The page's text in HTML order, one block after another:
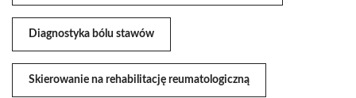
Diagnostyka bólu stawów
Skierowanie na rehabilitację reumatologiczną